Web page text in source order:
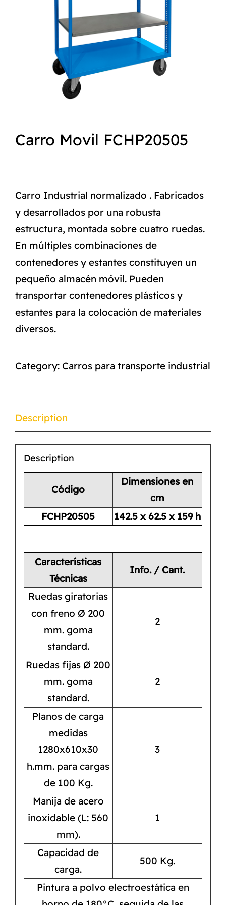
NORMAS ISO
CATÁLOGO
CONTACTO
Carro Movil FCHP20505
Carro Industrial normalizado . Fabricados
y desarrollados por una robusta
estructura, montada sobre cuatro ruedas.
En múltiples combinaciones de
contenedores y estantes constituyen un
pequeño almacén móvil. Pueden
transportar contenedores plásticos y
estantes para la colocación de materiales
diversos.
Category: Carros para transporte industrial
Description
Description
Código
Dimensiones en
cm
FCHP20505
142.5 x 62.5 x 159 h
Características
Técnicas
Info. / Cant.
Ruedas giratorias
con freno Ø 200
mm. goma
standard.
2
Ruedas fijas Ø 200
mm. goma
standard.
2
Planos de carga
medidas
1280x610x30
h.mm. para cargas
de 100 Kg.
3
Manija de acero
inoxidable (L: 560
mm).
1
Capacidad de
carga.
500 Kg.
Pintura a polvo electroestática en